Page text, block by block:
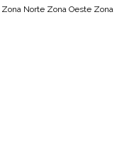
Zona Norte Zona Oeste Zona